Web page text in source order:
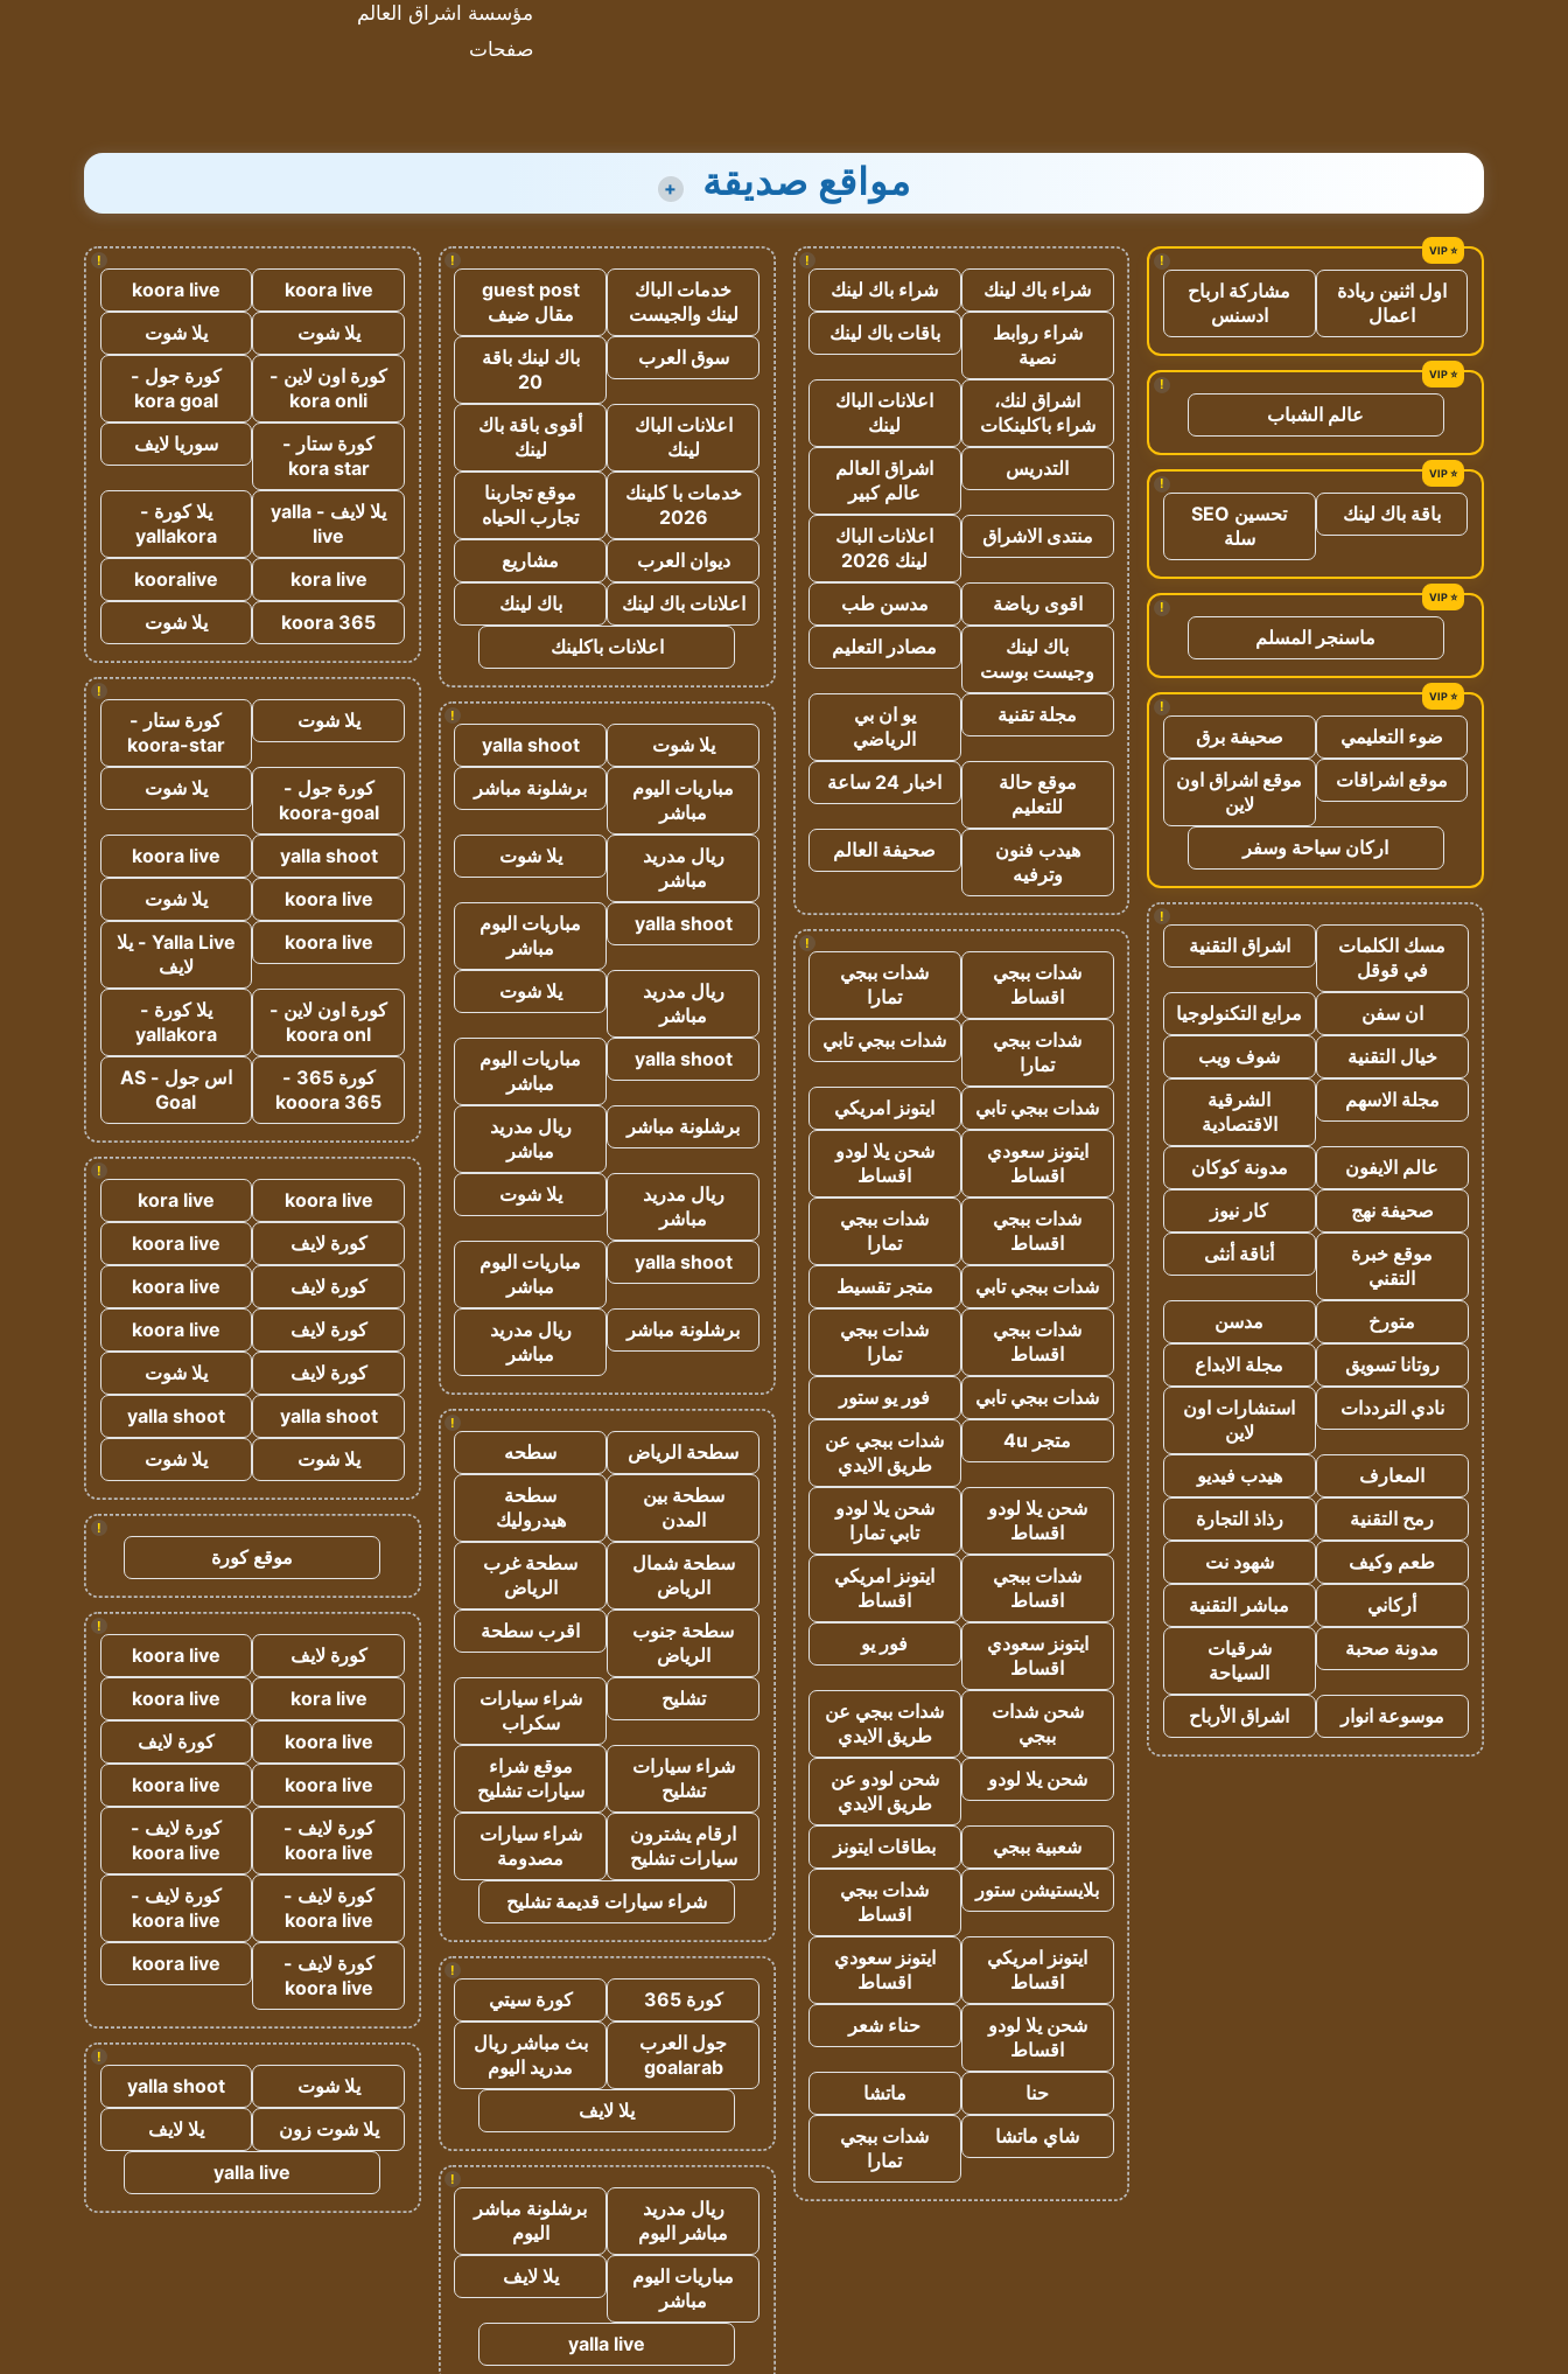
مؤسسة اشراق العالم
صفحات
مواقع صديقة +
!
اول اثنين ريادة
اعمال
مشاركة ارباح
ادسنس
!
عالم الشباب
!
باقة باك لينك
تحسين SEO
سلة
!
ماسنجر المسلم
!
ضوء التعليمي
صحيفة برق
موقع اشراقات
موقع اشراق اون
لاين
اركان سياحة وسفر
!
مسك الكلمات
في قوقل
اشراق التقنية
ان سفن
مرابع التكنولوجيا
خيال التقنية
شوف ويب
مجلة الاسهم
الشرقية
الاقتصادية
عالم الايفون
مدونة كوكان
صحيفة نهج
كار نيوز
موقع خبرة
التقني
أناقة أنثى
متورخ
مدسن
روتانا تسويق
مجلة الابداع
نادي الترددات
استشارات اون
لاين
المعارف
هيدب فيديو
رمح التقنية
رذاذ التجارة
طعم وكيف
شهود نت
أركاني
مباشر التقنية
مدونة صحبة
شرقيات
السياحة
موسوعة انوار
اشراق الأرباح
!
شراء باك لينك
شراء باك لينك
شراء روابط
نصية
باقات باك لينك
اشراق لنك،
شراء باكلينكات
اعلانات الباك
لينك
التدريس
اشراق العالم
عالم كبير
منتدى الاشراق
اعلانات الباك
لينك 2026
اقوى رياضة
مدسن طب
باك لينك
وجيست بوست
مصادر التعليم
مجلة تقنية
يو ان بي
الرياضي
موقع حالة
للتعليم
اخبار 24 ساعة
هيدب فنون
وترفيه
صحيفة العالم
!
شدات ببجي
اقساط
شدات ببجي
تمارا
شدات ببجي
تمارا
شدات ببجي تابي
شدات ببجي تابي
ايتونز امريكي
ايتونز سعودي
اقساط
شحن يلا لودو
اقساط
شدات ببجي
اقساط
شدات ببجي
تمارا
شدات ببجي تابي
متجر تقسيط
شدات ببجي
اقساط
شدات ببجي
تمارا
شدات ببجي تابي
فور يو ستور
متجر 4u
شدات ببجي عن
طريق الايدي
شحن يلا لودو
اقساط
شحن يلا لودو
تابي تمارا
شدات ببجي
اقساط
ايتونز امريكي
اقساط
ايتونز سعودي
اقساط
فور يو
شحن شدات
ببجي
شدات ببجي عن
طريق الايدي
شحن يلا لودو
شحن لودو عن
طريق الايدي
شعبية ببجي
بطاقات ايتونز
بلايستيشن ستور
شدات ببجي
اقساط
ايتونز امريكي
اقساط
ايتونز سعودي
اقساط
شحن يلا لودو
اقساط
حناء شعر
حنا
ماتشا
شاي ماتشا
شدات ببجي
تمارا
!
خدمات الباك
لينك والجيست
guest post
مقال ضيف
سوق العرب
باك لينك باقة
20
اعلانات الباك
لينك
أقوى باقة باك
لينك
خدمات با كلينك
2026
موقع تجاربنا
تجارب الحياه
ديوان العرب
مشاريع
اعلانات باك لينك
باك لينك
اعلانات باكلينك
!
يلا شوت
yalla shoot
مباريات اليوم
مباشر
برشلونة مباشر
ريال مدريد
مباشر
يلا شوت
yalla shoot
مباريات اليوم
مباشر
ريال مدريد
مباشر
يلا شوت
yalla shoot
مباريات اليوم
مباشر
برشلونة مباشر
ريال مدريد
مباشر
ريال مدريد
مباشر
يلا شوت
yalla shoot
مباريات اليوم
مباشر
برشلونة مباشر
ريال مدريد
مباشر
!
سطحة الرياض
سطحه
سطحة بين
المدن
سطحة
هيدروليك
سطحة شمال
الرياض
سطحة غرب
الرياض
سطحة جنوب
الرياض
اقرب سطحة
تشليح
شراء سيارات
سكراب
شراء سيارات
تشليح
موقع شراء
سيارات تشليح
ارقام يشترون
سيارات تشليح
شراء سيارات
مصدومة
شراء سيارات قديمة تشليح
!
كورة 365
كورة سيتي
جول العرب
goalarab
بث مباشر ريال
مدريد اليوم
يلا لايف
!
ريال مدريد
مباشر اليوم
برشلونة مباشر
اليوم
مباريات اليوم
مباشر
يلا لايف
yalla live
!
koora live
koora live
يلا شوت
يلا شوت
كورة اون لاين -
kora onli
كورة جول -
kora goal
كورة ستار -
kora star
سوريا لايف
يلا لايف - yalla
live
يلا كورة -
yallakora
kora live
kooralive
koora 365
يلا شوت
!
يلا شوت
كورة ستار -
koora-star
كورة جول -
koora-goal
يلا شوت
yalla shoot
koora live
koora live
يلا شوت
koora live
Yalla Live - يلا
لايف
كورة اون لاين -
koora onl
يلا كورة -
yallakora
كورة 365 -
kooora 365
اس جول - AS
Goal
!
koora live
kora live
كورة لايف
koora live
كورة لايف
koora live
كورة لايف
koora live
كورة لايف
يلا شوت
yalla shoot
yalla shoot
يلا شوت
يلا شوت
!
موقع كورة
!
كورة لايف
koora live
kora live
koora live
koora live
كورة لايف
koora live
koora live
كورة لايف -
koora live
كورة لايف -
koora live
كورة لايف -
koora live
كورة لايف -
koora live
كورة لايف -
koora live
koora live
!
يلا شوت
yalla shoot
يلا شوت زون
يلا لايف
yalla live